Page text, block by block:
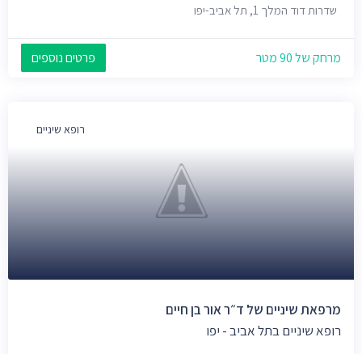
שדרות דוד המלך 1, תל אביב-יפו
מרחק של 90 מטר פרטים נוספים
רופא שיניים
מרפאת שיניים של ד״ר אור בן חיים
רופא שיניים בתל אביב - יפו